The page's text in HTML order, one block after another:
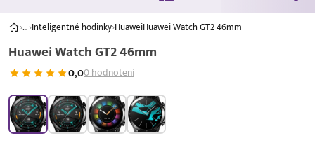
›…›Inteligentné hodinky›HuaweiHuawei Watch GT2 46mm
Huawei Watch GT2 46mm
0,00 hodnotení
Úrok
17,99 %
p.a.